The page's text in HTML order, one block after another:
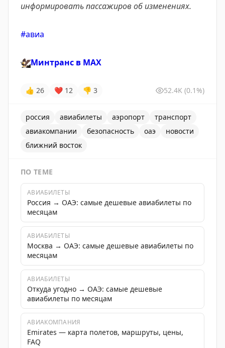
информировать пассажиров об изменениях.
#авиа
🦅Минтранс в MAX
👍 26 ❤ 12 👎 3 52.4K (0.1%)
россия авиабилеты аэропорт
транспорт
авиакомпании
безопасность оаэ
новости
ближний восток
ПО ТЕМЕ
АВИАБИЛЕТЫ
Россия → ОАЭ: самые дешевые авиабилеты по
месяцам
АВИАБИЛЕТЫ
Москва → ОАЭ: самые дешевые авиабилеты по
месяцам
АВИАБИЛЕТЫ
Откуда угодно → ОАЭ: самые дешевые
авиабилеты по месяцам
АВИАКОМПАНИЯ
Emirates — карта полетов, маршруты, цены,
FAQ